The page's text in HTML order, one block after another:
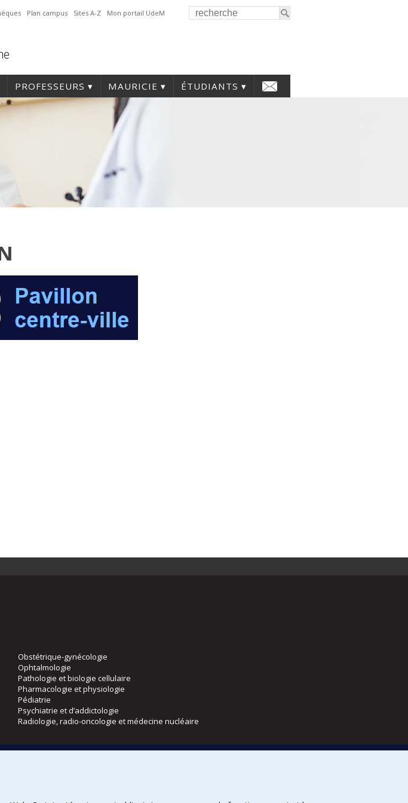
Plan campus Sites A-Z Mon portail UdeM
PROFESSEURS MAURICIE ÉTUDIANTS
Obstétrique-gynécologie
Ophtalmologie
Pathologie et biologie cellulaire
Pharmacologie et physiologie
Pédiatrie
Psychiatrie et d’addictologie
Radiologie, radio-oncologie et médecine nucléaire